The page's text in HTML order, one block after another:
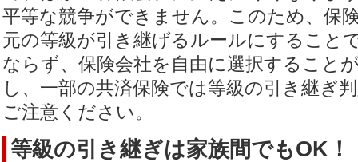
平等な競争ができません。このため、保
元の等級が引き継げるルールにすること
ならず、保険会社を自由に選択すること
し、一部の共済保険では等級の引き継ぎ
ご注意ください。
等級の引き継ぎは家族間でもOK！